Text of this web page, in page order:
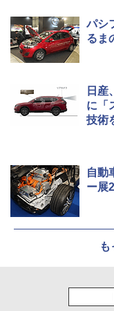
パシ
るま
日産
に「
技術
自動
ー展